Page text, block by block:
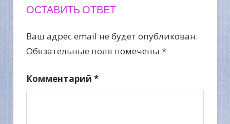
ОСТАВИТЬ ОТВЕТ
Ваш адрес email не будет опубликован.
Обязательные поля помечены *
Комментарий *